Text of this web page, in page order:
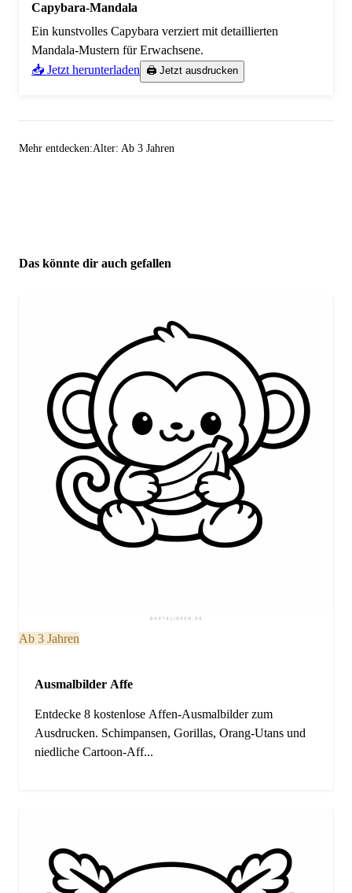
Capybara-Mandala
Ein kunstvolles Capybara verziert mit detaillierten
Mandala-Mustern für Erwachsene.
📥 Jetzt herunterladen
🖨️ Jetzt ausdrucken
Mehr entdecken:Alter: Ab 3 Jahren
Das könnte dir auch gefallen
Ab 3 Jahren
Ausmalbilder Affe
Entdecke 8 kostenlose Affen-Ausmalbilder zum
Ausdrucken. Schimpansen, Gorillas, Orang-Utans und
niedliche Cartoon-Aff...